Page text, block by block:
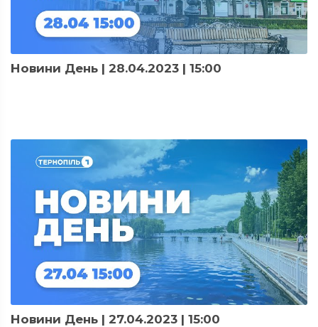
Новини День | 28.04.2023 | 15:00
Новини День | 27.04.2023 | 15:00